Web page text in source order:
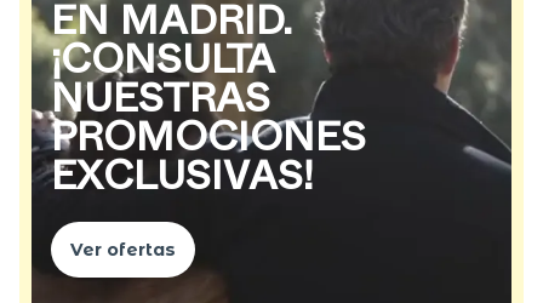
EN MADRID.
¡CONSULTA
NUESTRAS
PROMOCIONES
EXCLUSIVAS!
Ver ofertas